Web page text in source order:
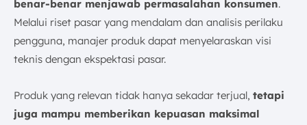
benar-benar menjawab permasalahan konsumen.
Melalui riset pasar yang mendalam dan analisis perilaku
pengguna, manajer produk dapat menyelaraskan visi
teknis dengan ekspektasi pasar.
Produk yang relevan tidak hanya sekadar terjual, tetapi
juga mampu memberikan kepuasan maksimal